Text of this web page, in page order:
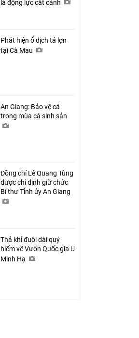
là động lực cất cánh
Phát hiện ổ dịch tả lợn
tại Cà Mau
An Giang: Bảo vệ cá
trong mùa cá sinh sản
Đồng chí Lê Quang Tùng
được chỉ định giữ chức
Bí thư Tỉnh ủy An Giang
Thả khỉ đuôi dài quý
hiếm về Vườn Quốc gia U
Minh Hạ